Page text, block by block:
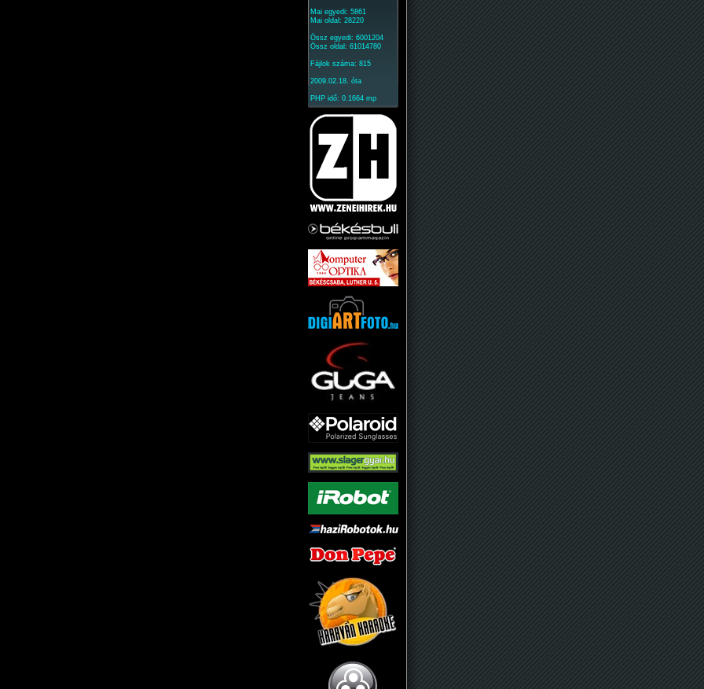
Mai egyedi: 5861
Mai oldal: 28220
Össz egyedi: 6001204
Össz oldal: 61014780
Fájlok száma: 815
2009.02.18. óta
PHP idő: 0.1664 mp